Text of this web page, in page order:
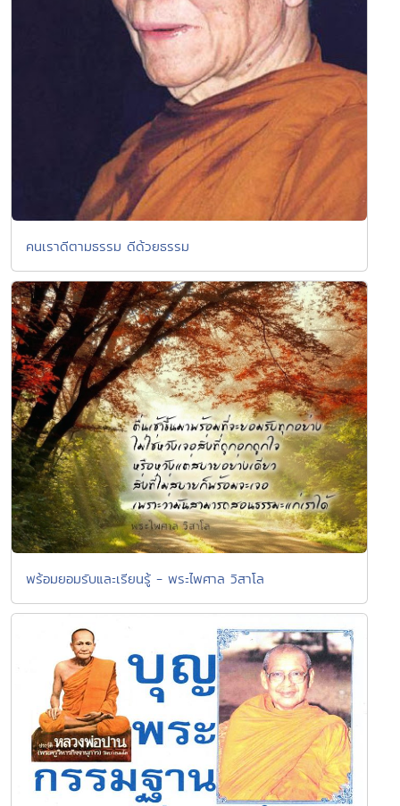
คนเราดีตามธรรม ดีด้วยธรรม
พร้อมยอมรับและเรียนรู้ - พระไพศาล วิสาโล